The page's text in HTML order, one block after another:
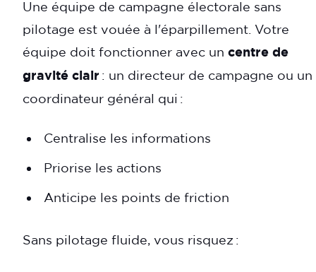
Une équipe de campagne électorale sans
pilotage est vouée à l'éparpillement. Votre
équipe doit fonctionner avec un centre de
gravité clair : un directeur de campagne ou un
coordinateur général qui :
Centralise les informations
Priorise les actions
Anticipe les points de friction
Sans pilotage fluide, vous risquez :